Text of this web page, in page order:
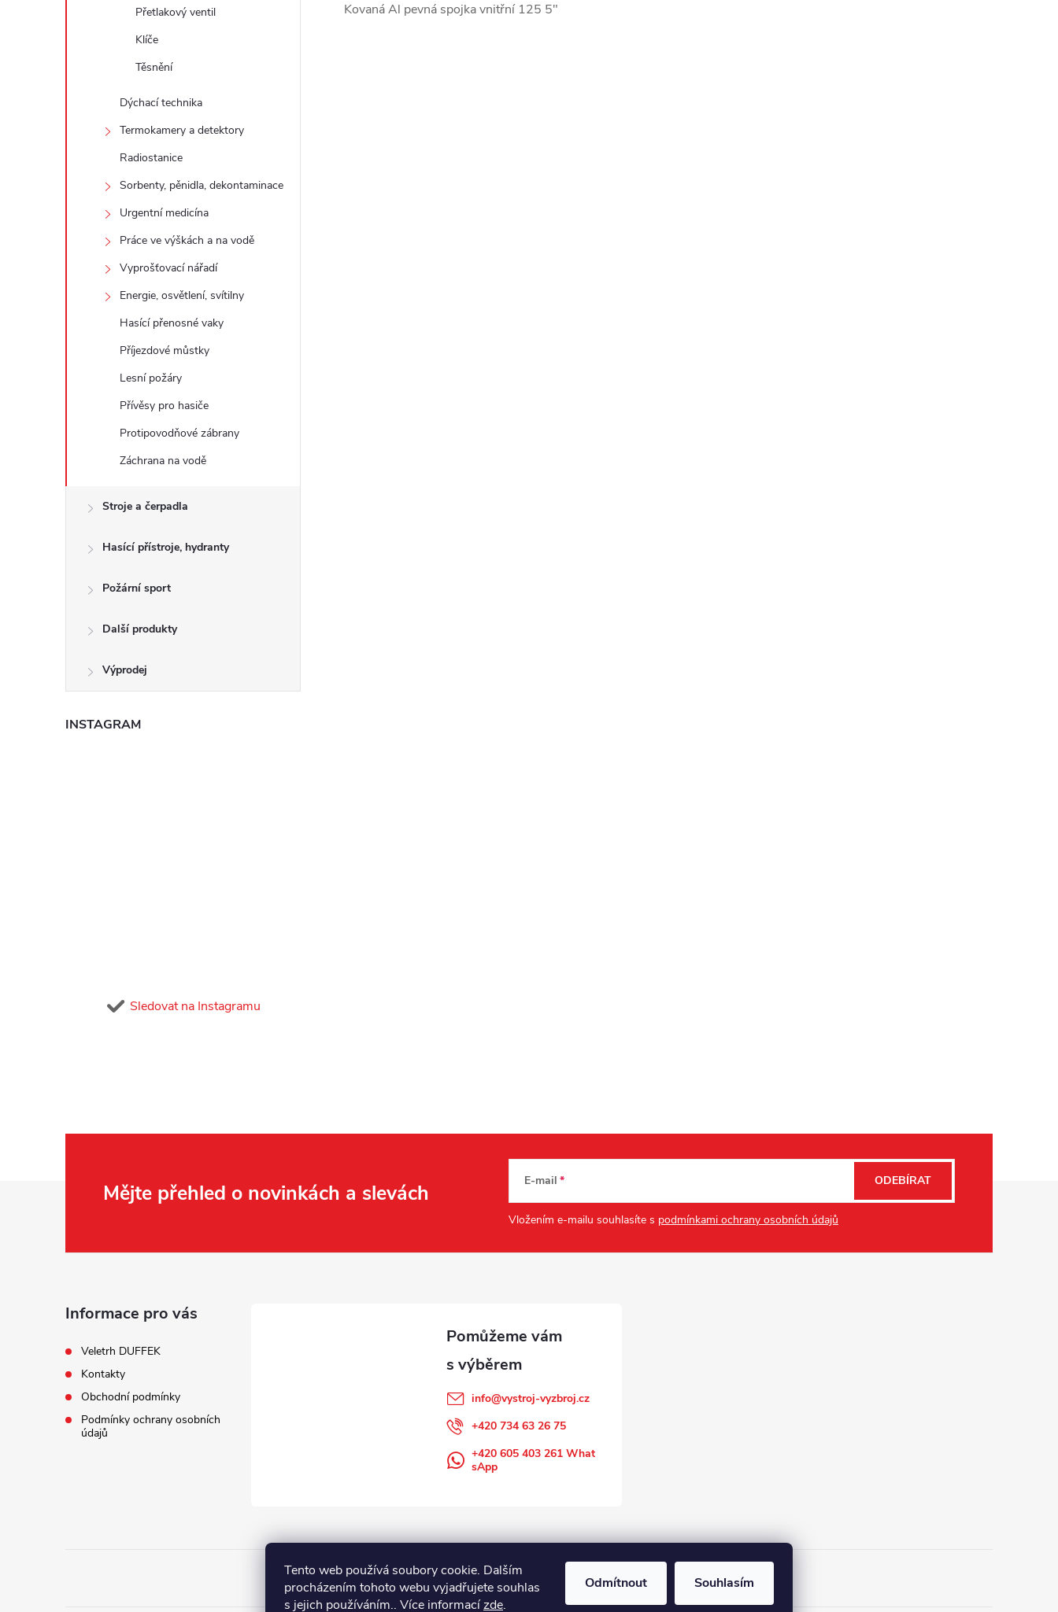
Tento web používá soubory cookie. Dalším
procházením tohoto webu vyjadřujete souhlas
s jejich používáním.. Více informacízde.
Odmítnout Souhlasím
Přetlakový ventil
Klíče
Těsnění
Dýchací technika
Termokamery a detektory
Radiostanice
Sorbenty, pěnidla, dekontaminace
Urgentní medicína
Práce ve výškách a na vodě
Vyprošťovací nářadí
Energie, osvětlení, svítilny
Hasící přenosné vaky
Příjezdové můstky
Lesní požáry
Přívěsy pro hasiče
Protipovodňové zábrany
Záchrana na vodě
Stroje a čerpadla
Hasící přístroje, hydranty
Požární sport
Další produkty
Výprodej
INSTAGRAM
Sledovat na Instagramu
Kovaná Al pevná spojka vnitřní 125 5"
Mějte přehled o novinkách a slevách E-mail
Vložením e-mailu souhlasíte s podmínkami ochrany osobních údajů
ODEBÍRAT
Informace pro vás
Veletrh DUFFEK
Kontakty
Obchodní podmínky
Podmínky ochrany osobních
údajů
info@vystroj-vyzbroj.cz
+420 734 63 26 75
+420 605 403 261 What
sApp